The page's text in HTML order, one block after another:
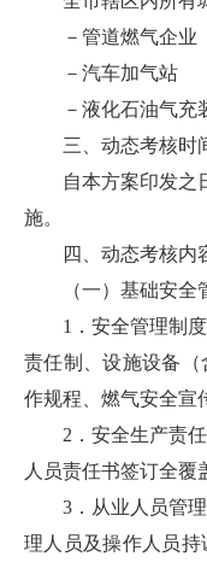
－管道燃气企业
－汽车加气站
－液化石油气充
三、动态考核时
自本方案印发之
施。
四、动态考核内
（一）基础安全
1．安全管理制
责任制、设施设备
作规程、燃气安全宣
2．安全生产责
人员责任书签订全覆
3．从业人员管
理人员及操作人员